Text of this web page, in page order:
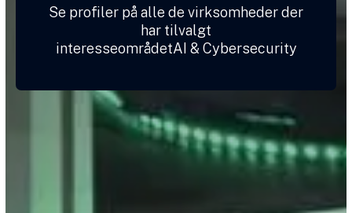
Se profiler på alle de virksomheder der
har tilvalgt
interesseområdetAI & Cybersecurity